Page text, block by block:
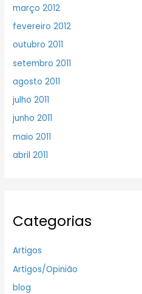
março 2012
fevereiro 2012
outubro 2011
setembro 2011
agosto 2011
julho 2011
junho 2011
maio 2011
abril 2011
Categorias
Artigos
Artigos/Opinião
blog